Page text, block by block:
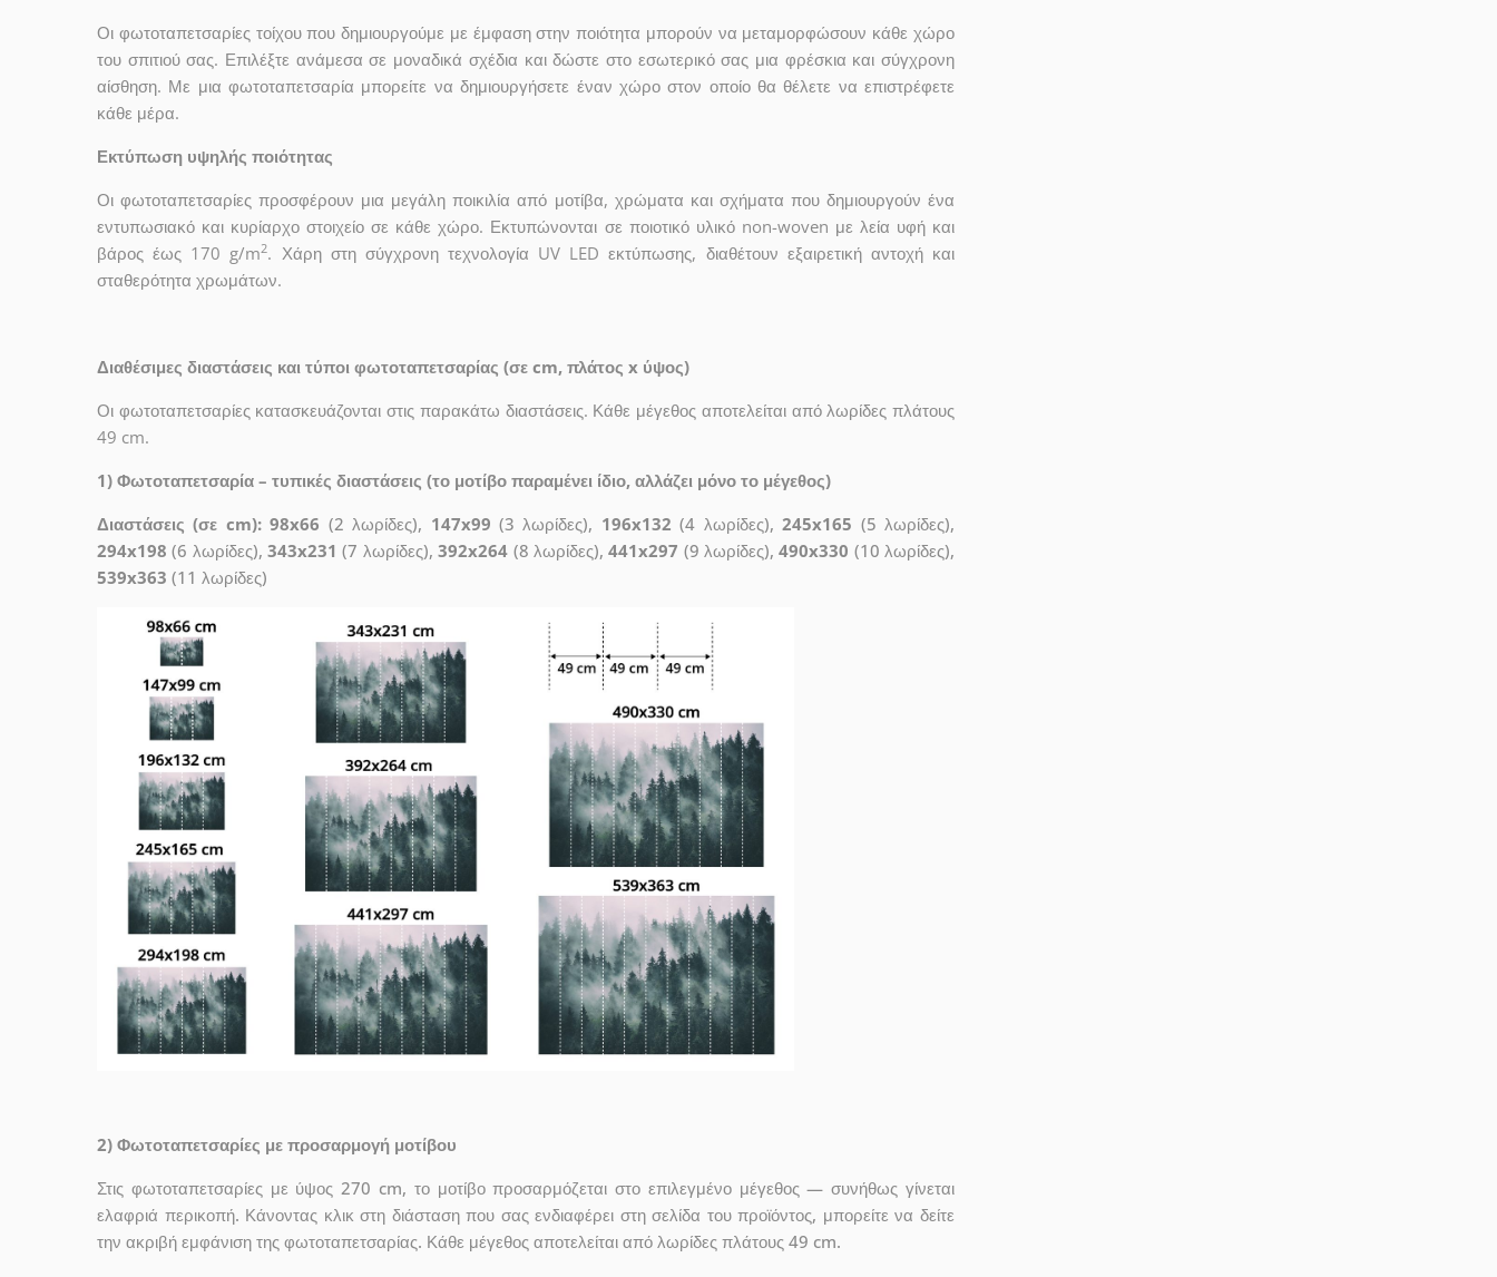
Οι φωτοταπετσαρίες τοίχου που δημιουργούμε με έμφαση στην ποιότητα μπορούν να μεταμορφώσουν κάθε χώρο
του σπιτιού σας. Επιλέξτε ανάμεσα σε μοναδικά σχέδια και δώστε στο εσωτερικό σας μια φρέσκια και σύγχρονη
αίσθηση. Με μια φωτοταπετσαρία μπορείτε να δημιουργήσετε έναν χώρο στον οποίο θα θέλετε να επιστρέφετε
κάθε μέρα.
Εκτύπωση υψηλής ποιότητας
Οι φωτοταπετσαρίες προσφέρουν μια μεγάλη ποικιλία από μοτίβα, χρώματα και σχήματα που δημιουργούν ένα
εντυπωσιακό και κυρίαρχο στοιχείο σε κάθε χώρο. Εκτυπώνονται σε ποιοτικό υλικό non-woven με λεία υφή και
βάρος έως 170 g/m2. Χάρη στη σύγχρονη τεχνολογία UV LED εκτύπωσης, διαθέτουν εξαιρετική αντοχή και
σταθερότητα χρωμάτων.
Διαθέσιμες διαστάσεις και τύποι φωτοταπετσαρίας (σε cm, πλάτος x ύψος)
Οι φωτοταπετσαρίες κατασκευάζονται στις παρακάτω διαστάσεις. Κάθε μέγεθος αποτελείται από λωρίδες πλάτους
49 cm.
1) Φωτοταπετσαρία – τυπικές διαστάσεις (το μοτίβο παραμένει ίδιο, αλλάζει μόνο το μέγεθος)
Διαστάσεις (σε cm): 98x66 (2 λωρίδες), 147x99 (3 λωρίδες), 196x132 (4 λωρίδες),245x165 (5 λωρίδες),
294x198 (6 λωρίδες),343x231 (7 λωρίδες),392x264 (8 λωρίδες),441x297 (9 λωρίδες),490x330 (10 λωρίδες),
539x363 (11 λωρίδες)
2) Φωτοταπετσαρίες με προσαρμογή μοτίβου
Στις φωτοταπετσαρίες με ύψος 270 cm, το μοτίβο προσαρμόζεται στο επιλεγμένο μέγεθος — συνήθως γίνεται
ελαφριά περικοπή. Κάνοντας κλικ στη διάσταση που σας ενδιαφέρει στη σελίδα του προϊόντος, μπορείτε να δείτε
την ακριβή εμφάνιση της φωτοταπετσαρίας. Κάθε μέγεθος αποτελείται από λωρίδες πλάτους 49 cm.